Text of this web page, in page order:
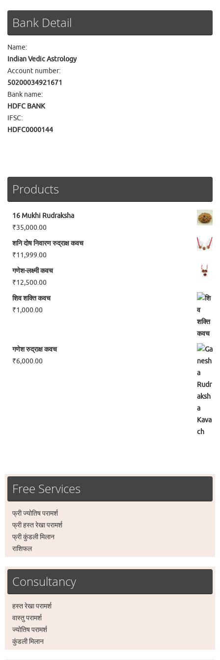
Bank Detail
Name:
Indian Vedic Astrology
Account number:
50200034921671
Bank name:
HDFC BANK
IFSC:
HDFC0000144
Products
16 Mukhi Rudraksha
₹35,000.00
शनि दोष निवारण रुद्राक्ष कवच
₹11,999.00
गणेश-लक्ष्मी कवच
₹12,500.00
शिव शक्ति कवच
₹1,000.00
गणेश रुद्राक्ष कवच
₹6,000.00
Free Services
फ्री ज्योतिष परामर्श
फ्री हस्त रेखा परामर्श
फ्री कुंडली मिलान
राशिफल
Consultancy
हस्त रेखा परामर्श
वास्तु परामर्श
ज्योतिष परामर्श
कुंडली मिलान